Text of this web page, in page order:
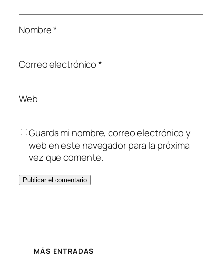
Nombre*
Correo electrónico*
Web
Guarda mi nombre, correo electrónico y
web en este navegador para la próxima
vez que comente.
MÁS ENTRADAS